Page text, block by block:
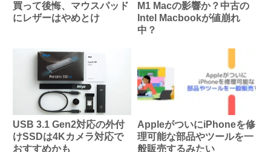
買って後悔、マウスパッド
にレザーはやめとけ
M1 Macの影響か？中古の
Intel Macbookが値崩れ
中？
USB 3.1 Gen2対応の外付
けSSDは4Kカメラ対応で
おすすめかも
AppleがついにiPhoneを修
理可能な部品やツールを一
般販売するみたい